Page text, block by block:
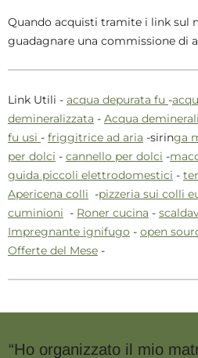
Quando acquisti tramite i link sul
guadagnare una commissione di
Link Utili - acqua depurata fu -
demineralizzata - Acqua
fu usi - friggitrice ad aria -siringa
per dolci - cannello per dolci -
guida piccoli elettrodomestici -
Apericena colli -pizzeria sui colli
cuminioni - Roner cucina -
Impregnante ignifugo - open
Offerte del Mese -
“Ho organizzato il mio